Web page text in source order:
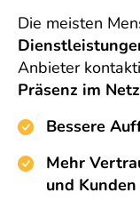
Die meisten
Anbieter
Präsenz im Netz
Bessere
Mehr
und Kunden